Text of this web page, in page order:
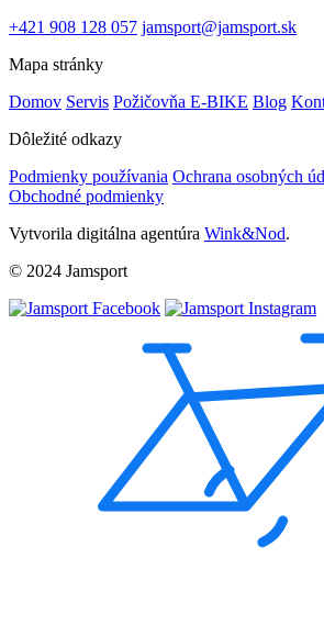
+421 908 128 057 jamsport@jamsport.sk
Mapa stránky
Domov Servis Požičovňa E-BIKE Blog
Dôležité odkazy
Podmienky používania Ochrana osobných
Obchodné podmienky
Vytvorila digitálna agentúra Wink&Nod.
© 2024 Jamsport